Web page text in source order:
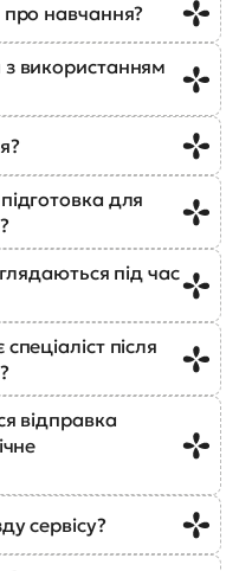
про навчання?
використанням
для
під час
після
відправка
сервісу?